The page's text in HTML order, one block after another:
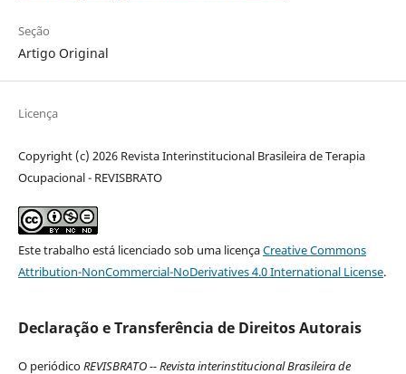
Seção
Artigo Original
Licença
Copyright (c) 2026 Revista Interinstitucional Brasileira de Terapia
Ocupacional - REVISBRATO
Este trabalho está licenciado sob uma licençaCreative Commons
Attribution-NonCommercial-NoDerivatives 4.0 International License.
Declaração e Transferência de Direitos Autorais
O periódicoREVISBRATO -- Revista interinstitucional Brasileira de